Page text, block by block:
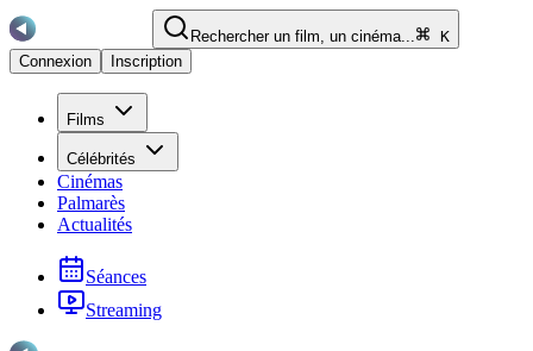
Rechercher un film, un cinéma...
K
Connexion
Inscription
Films
Célébrités
Cinémas
Palmarès
Actualités
Séances
Streaming